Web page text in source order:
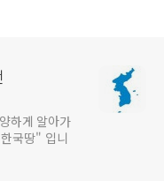
하게 알아가
국땅" 입니